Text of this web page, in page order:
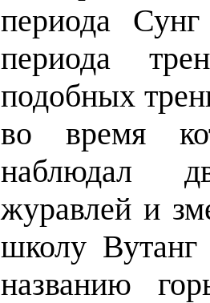
периода
периода
подобных
во время
наблюдал
журавлей и
школу Вутанг
названию